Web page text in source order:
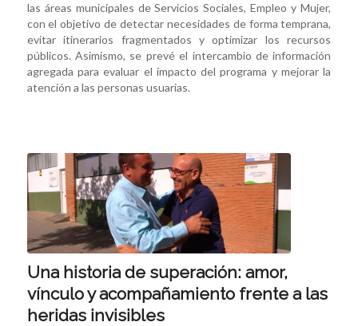
las áreas municipales de Servicios Sociales, Empleo y Mujer,
con el objetivo de detectar necesidades de forma temprana,
evitar itinerarios fragmentados y optimizar los recursos
públicos. Asimismo, se prevé el intercambio de información
agregada para evaluar el impacto del programa y mejorar la
atención a las personas usuarias.
Una historia de superación: amor,
vínculo y acompañamiento frente a las
heridas invisibles